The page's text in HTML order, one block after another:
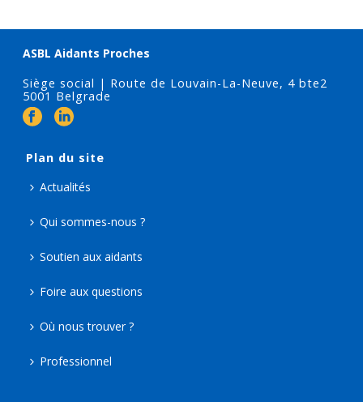
ASBL Aidants Proches
Siège social | Route de Louvain-La-Neuve, 4 bte2
5001 Belgrade
Plan du site
Actualités
Qui sommes-nous ?
Soutien aux aidants
Foire aux questions
Où nous trouver ?
Professionnel